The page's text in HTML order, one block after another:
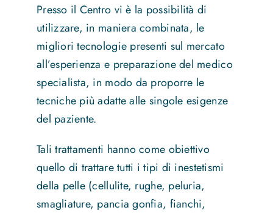
Presso il Centro vi è la possibilità di
utilizzare, in maniera combinata, le
migliori tecnologie presenti sul mercato
all’esperienza e preparazione del medico
specialista, in modo da proporre le
tecniche più adatte alle singole esigenze
del paziente.
Tali trattamenti hanno come obiettivo
quello di trattare tutti i tipi di inestetismi
della pelle (cellulite, rughe, peluria,
smagliature, pancia gonfia, fianchi,